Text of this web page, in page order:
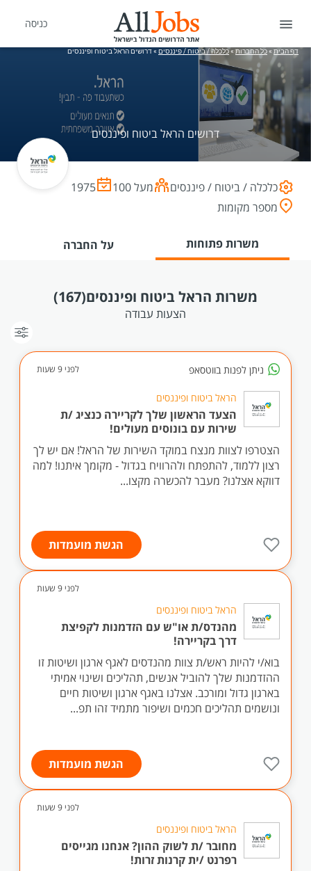
כניסה
דף הבית »כל החברות»כלכלה / ביטוח / פיננסים »דרושים הראל ביטוח ופיננסים
דרושים הראל ביטוח ופיננסים
כלכלה / ביטוח / פיננסים מעל 100
1975
מספר מקומות
משרות פתוחות על החברה
משרות הראל ביטוח ופיננסים(167)
הצעות עבודה
ניתן לפנות בווטסאפ לפני 9 שעות
הראל ביטוח ופיננסים
הצעד הראשון שלך לקריירה כנציג /ת
שירות עם בונוסים מעולים!
הצטרפו לצוות מנצח במוקד השירות של הראל! אם יש לך
רצון ללמוד, להתפתח ולהרוויח בגדול - מקומך איתנו! למה
דווקא אצלנו? מעבר להכשרה מקצו...
הגשת מועמדות
לפני 9 שעות
הראל ביטוח ופיננסים
מהנדס/ת או"ש עם הזדמנות לקפיצת
דרך בקריירה!
בוא/י להיות ראש/ת צוות מהנדסים לאגף ארגון ושיטות זו
ההזדמנות שלך להוביל אנשים, תהליכים ושינוי אמיתי
בארגון גדול ומורכב. אצלנו באגף ארגון ושיטות חיים
ונושמים תהליכים חכמים ושיפור מתמיד זהו תפ...
הגשת מועמדות
לפני 9 שעות
הראל ביטוח ופיננסים
מחובר /ת לשוק ההון? אנחנו מגייסים
רפרנט /ית קרנות זרות!